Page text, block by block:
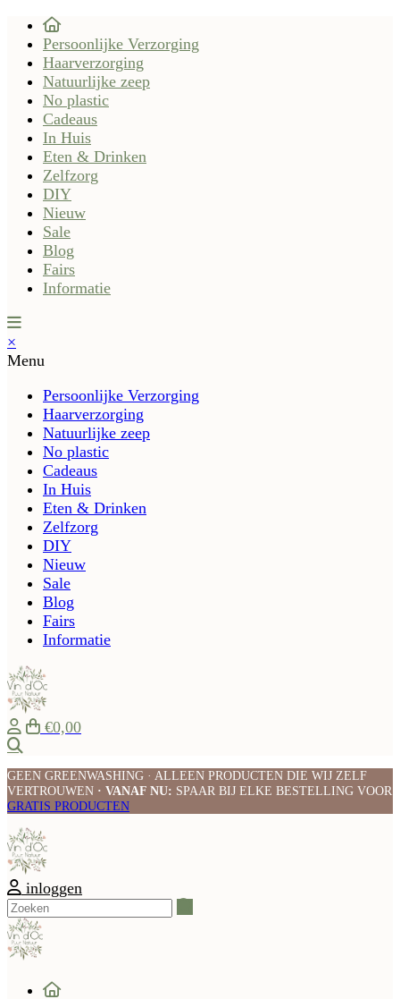
Persoonlijke Verzorging
Haarverzorging
Natuurlijke zeep
No plastic
Cadeaus
In Huis
Eten & Drinken
Zelfzorg
DIY
Nieuw
Sale
Blog
Fairs
Informatie
×
Menu
Persoonlijke Verzorging
Haarverzorging
Natuurlijke zeep
No plastic
Cadeaus
In Huis
Eten & Drinken
Zelfzorg
DIY
Nieuw
Sale
Blog
Fairs
Informatie
€0,00
GEEN GREENWASHING · ALLEEN PRODUCTEN DIE WIJ ZELF
VERTROUWEN · VANAF NU: SPAAR BIJ ELKE BESTELLING VOOR
GRATIS PRODUCTEN
inloggen